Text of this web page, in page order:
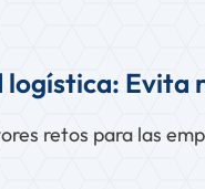
logística: Evita
retos para las